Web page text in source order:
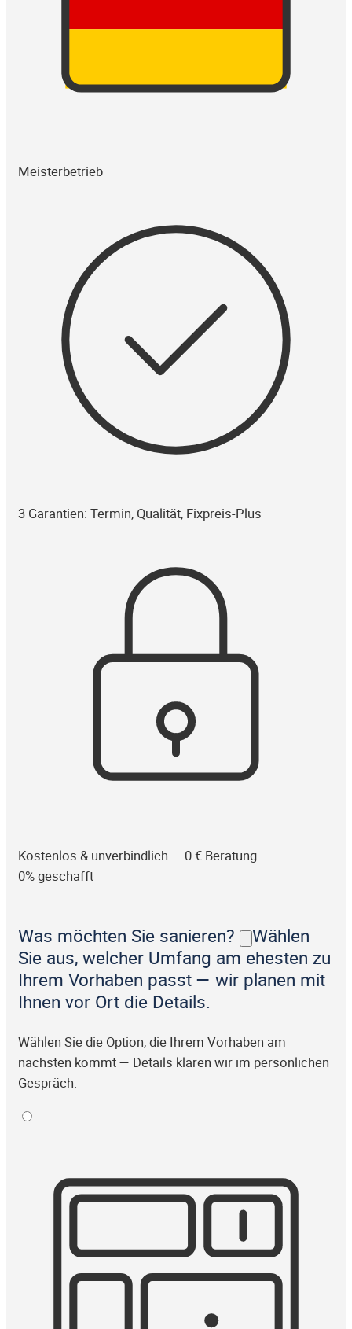
Meisterbetrieb
3 Garantien: Termin, Qualität, Fixpreis-Plus
Kostenlos & unverbindlich — 0 € Beratung
0% geschafft
Was möchten Sie sanieren?
Wählen
Sie aus, welcher Umfang am ehesten zu
Ihrem Vorhaben passt — wir planen mit
Ihnen vor Ort die Details.
Wählen Sie die Option, die Ihrem Vorhaben am
nächsten kommt — Details klären wir im persönlichen
Gespräch.